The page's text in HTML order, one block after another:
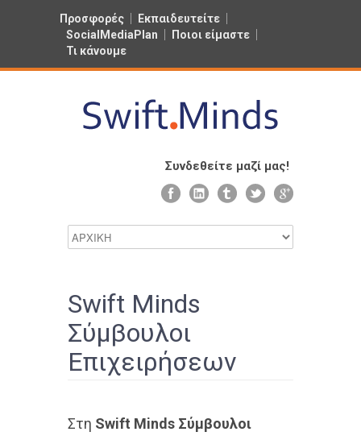
Προσφορές
Εκπαιδευτείτε
SocialMediaPlan
Ποιοι είμαστε
Τι κάνουμε
Συνδεθείτε μαζί μας!
Swift Minds
Σύμβουλοι
Επιχειρήσεων
Στη Swift Minds Σύμβουλοι